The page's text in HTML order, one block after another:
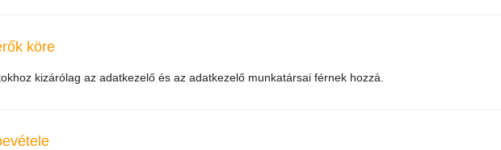
köre
kizárólag az adatkezelő és az adatkezelő munkatársai férnek hozzá.